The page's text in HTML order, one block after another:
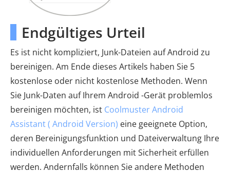
Endgültiges Urteil
Es ist nicht kompliziert, Junk-Dateien auf Android zu
bereinigen. Am Ende dieses Artikels haben Sie 5
kostenlose oder nicht kostenlose Methoden. Wenn
Sie Junk-Daten auf Ihrem Android -Gerät problemlos
bereinigen möchten, ist Coolmuster Android
Assistant ( Android Version) eine geeignete Option,
deren Bereinigungsfunktion und Dateiverwaltung Ihre
individuellen Anforderungen mit Sicherheit erfüllen
werden. Andernfalls können Sie andere Methoden